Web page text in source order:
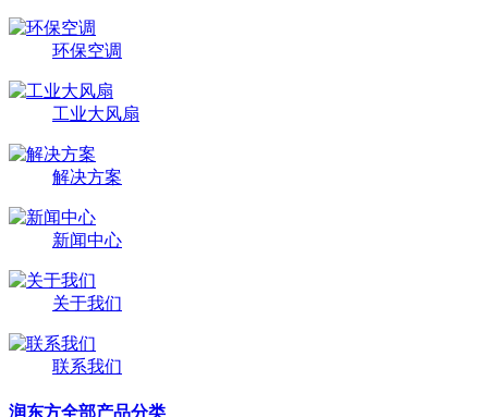
环保空调
工业大风扇
解决方案
新闻中心
关于我们
联系我们
润东方全部产品分类